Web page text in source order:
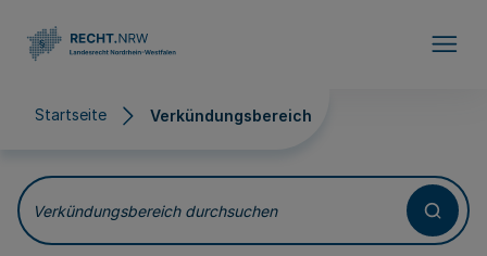
Startseite Verkündungsbereich
Verkündungsbereich
Verkündungsbereich durchsuchen